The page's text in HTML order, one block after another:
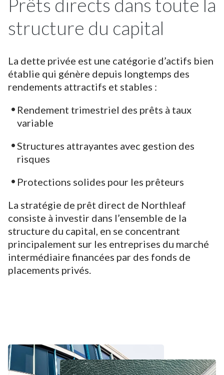
Prêts directs dans toute la
structure du capital
La dette privée est une catégorie d’actifs bien
établie qui génère depuis longtemps des
rendements attractifs et stables :
Rendement trimestriel des prêts à taux
variable
Structures attrayantes avec gestion des
risques
Protections solides pour les prêteurs
La stratégie de prêt direct de Northleaf
consiste à investir dans l’ensemble de la
structure du capital, en se concentrant
principalement sur les entreprises du marché
intermédiaire financées par des fonds de
placements privés.